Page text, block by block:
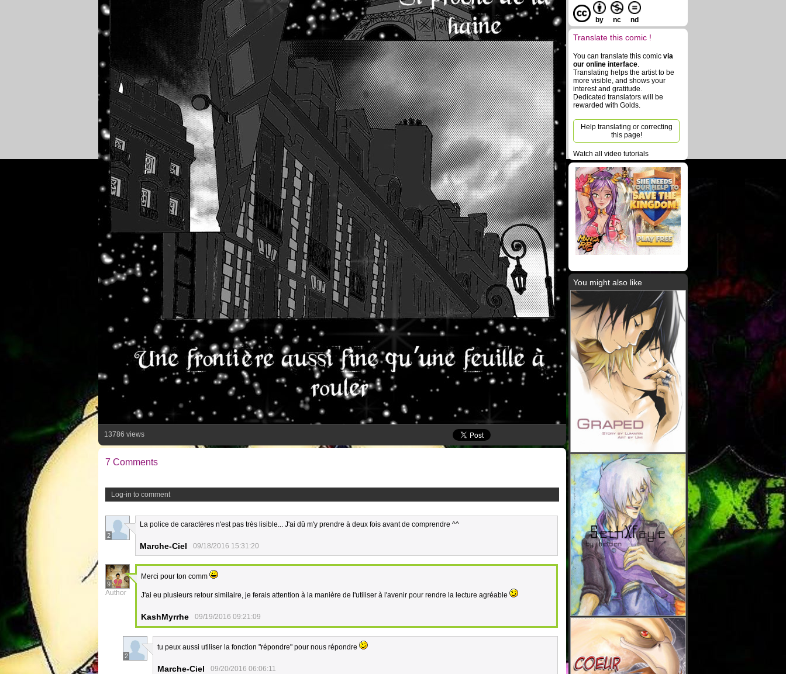
13786 views
7 Comments
Log-in to comment
2
La police de caractères n'est pas très lisible... J'ai dû m'y prendre à deux fois avant de comprendre ^^
Marche-Ciel 09/18/2016 15:31:20
9
Author
Merci pour ton comm
J'ai eu plusieurs retour similaire, je ferais attention à la manière de l'utiliser à l'avenir pour rendre la lecture agréable
KashMyrrhe 09/19/2016 09:21:09
2
tu peux aussi utiliser la fonction "répondre" pour nous répondre
Marche-Ciel 09/20/2016 06:06:11
by nc nd
Translate this comic !
You can translate this comic via
our online interface.
Translating helps the artist to be
more visible, and shows your
interest and gratitude.
Dedicated translators will be
rewarded with Golds.
Help translating or correcting
this page!
Watch all video tutorials
You might also like